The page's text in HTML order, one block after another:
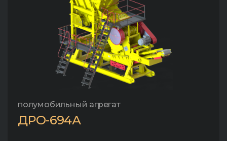
полумобильный агрегат
ДРО-694А